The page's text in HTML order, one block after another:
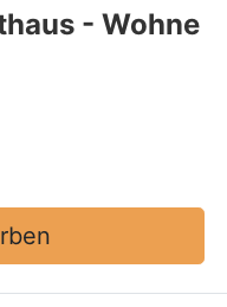
- Wohne